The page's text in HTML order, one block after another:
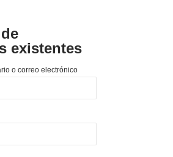
existentes
o correo electrónico